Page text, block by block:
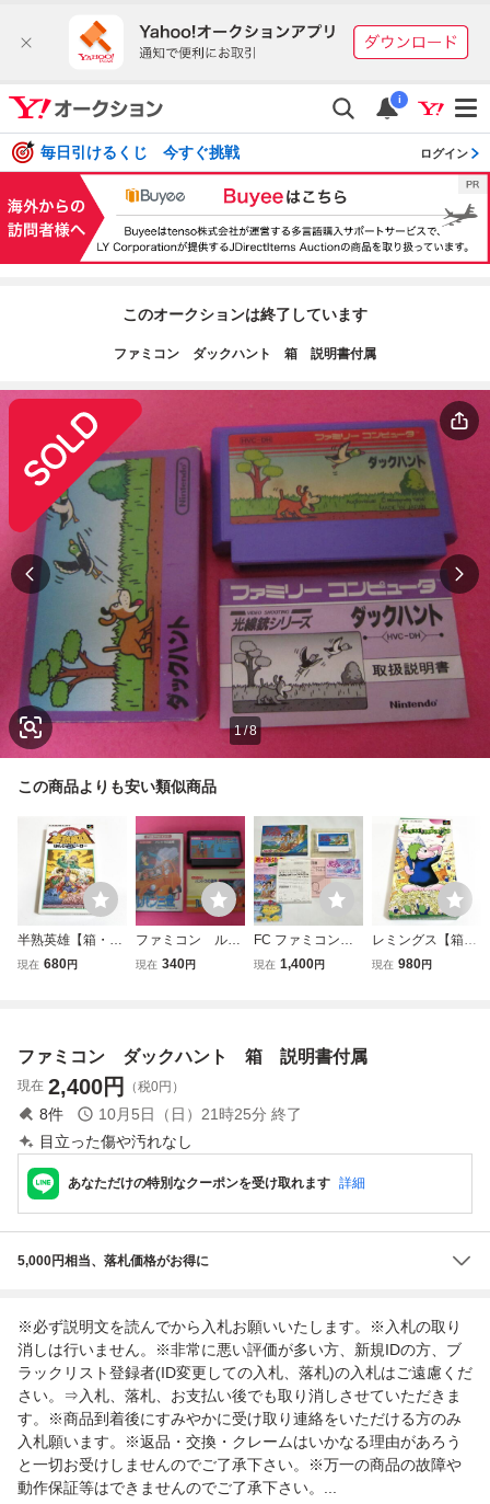
i
毎日引けるくじ 今すぐ挑戦 ログイン
このオークションは終了しています
ファミコン ダックハント 箱 説明書付属
1/8
この商品よりも安い類似商品
半熟英雄【箱・説
明書付き】♪動作
現在 680円
ファミコン ルパ
ン三世 箱 説明
現在 340円
FC ファミコン
リップルアイラン
現在 1,400円
レミングス【箱・
説明書付き】♪動
現在 980円
ファミコン ダックハント 箱 説明書付属
現在 2,400円 （税0円）
8件 10月5日（日）21時25分 終了
目立った傷や汚れなし
あなただけの特別なクーポンを受け取れます 詳細
5,000円相当、落札価格がお得に
※必ず説明文を読んでから入札お願いいたします。※入札の取り
消しは行いません。※非常に悪い評価が多い方、新規IDの方、ブ
ラックリスト登録者(ID変更しての入札、落札)の入札はご遠慮くだ
さい。⇒入札、落札、お支払い後でも取り消しさせていただきま
す。※商品到着後にすみやかに受け取り連絡をいただける方のみ
入札願います。※返品・交換・クレームはいかなる理由があろう
と一切お受けしませんのでご了承下さい。※万一の商品の故障や
動作保証等はできませんのでご了承下さい。...